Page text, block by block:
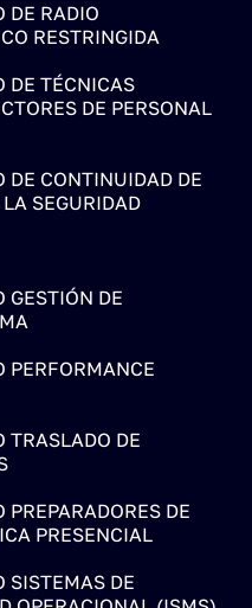
DE RADIO
RESTRINGIDA
DE TÉCNICAS
DE PERSONAL
DE CONTINUIDAD DE
SEGURIDAD
GESTIÓN DE
PERFORMANCE
TRASLADO DE
DE
PRESENCIAL
SISTEMAS DE